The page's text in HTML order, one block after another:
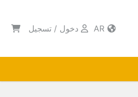
دخول / تسجيل